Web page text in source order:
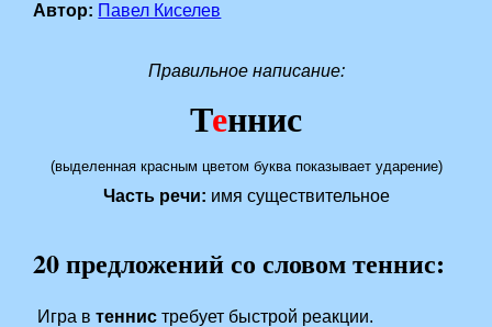
Автор: Павел Киселев
Правильное написание:
Теннис
(выделенная красным цветом буква показывает ударение)
Часть речи: имя существительное
20 предложений со словом теннис:
Игра втеннистребует быстрой реакции.